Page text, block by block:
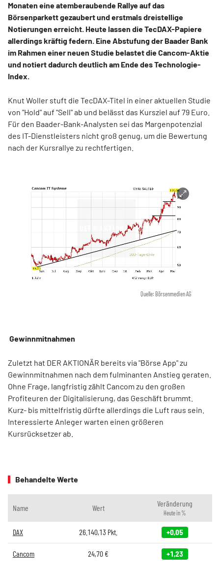
Monaten eine atemberaubende Rallye auf das
Börsenparkett gezaubert und erstmals dreistellige
Notierungen erreicht. Heute lassen die TecDAX-Papiere
allerdings kräftig federn. Eine Abstufung der Baader Bank
im Rahmen einer neuen Studie belastet die Cancom-Aktie
und notiert dadurch deutlich am Ende des Technologie-
Index.
Knut Woller stuft die TecDAX-Titel in einer aktuellen Studie
von "Hold" auf "Sell" ab und belässt das Kursziel auf 79 Euro.
Für den Baader-Bank-Analysten sei das Margenpotenzial
des IT-Dienstleisters nicht groß genug, um die Bewertung
nach der Kursrallye zu rechtfertigen.
Quelle: Börsenmedien AG
Gewinnmitnahmen
Zuletzt hat DER AKTIONÄR bereits via "Börse App" zu
Gewinnmitnahmen nach dem fulminanten Anstieg geraten.
Ohne Frage, langfristig zählt Cancom zu den großen
Profiteuren der Digitalisierung, das Geschäft brummt.
Kurz- bis mittelfristig dürfte allerdings die Luft raus sein.
Interessierte Anleger warten einen größeren
Kursrücksetzer ab.
Behandelte Werte
Name Wert Veränderung
Heute in %
DAX 26.140,13 Pkt. +0,05
Cancom 24,70 € +1,23